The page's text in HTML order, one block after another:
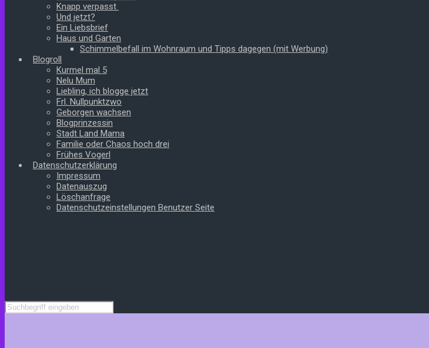
Knapp verpasst
Und jetzt?
Ein Liebsbrief
Haus und Garten
Schimmelbefall im Wohnraum und Tipps dagegen (mit Werbung)
Blogroll
Kurmel mal 5
Nelu Mum
Liebling, ich blogge jetzt
Frl. Nullpunktzwo
Geborgen wachsen
Blogprinzessin
Stadt Land Mama
Familie oder Chaos hoch drei
Frühes Vogerl
Datenschutzerklärung
Impressum
Datenauszug
Löschanfrage
Datenschutzeinstellungen Benutzer Seite